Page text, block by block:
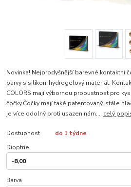
Novinka! Nejprodyšnější barevné kontaktní
barvy s silikon-hydrogelový materiál.
COLORS mají výbornou propustnost pro
čočky.Čočky mají také patentovaný, stále
je více odolný proti usazeninám.... celý
Dostupnost
do 1 týdne
Dioptrie
Barva